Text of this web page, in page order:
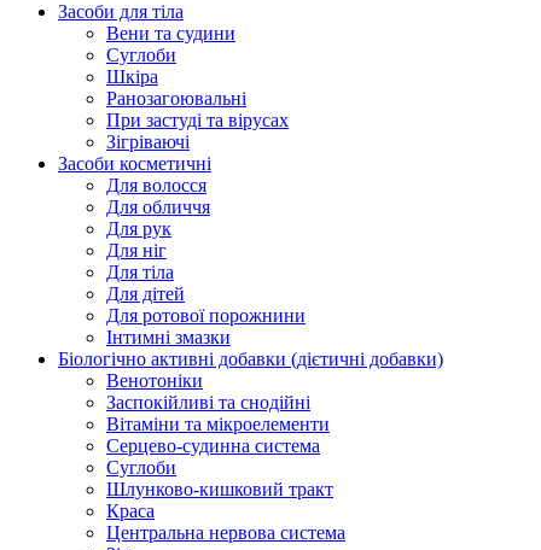
Засоби для тіла
Вени та судини
Суглоби
Шкіра
Ранозагоювальні
При застуді та вірусах
Зігріваючі
Засоби косметичні
Для волосся
Для обличчя
Для рук
Для ніг
Для тіла
Для дітей
Для ротової порожнини
Інтимні змазки
Біологічно активні добавки (дієтичні добавки)
Венотоніки
Заспокійливі та снодійні
Вітаміни та мікроелементи
Серцево-судинна система
Суглоби
Шлунково-кишковий тракт
Краса
Центральна нервова система